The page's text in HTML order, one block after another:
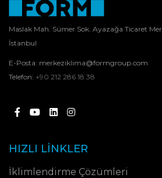
Maslak Mah. Sümer Sok. Ayazağa Ticaret
İstanbul
E-Posta: merkeziklima@formgroup.com
Telefon: +90 212 286 18 38
HIZLI LINKLER
İklimlendirme Çözümleri